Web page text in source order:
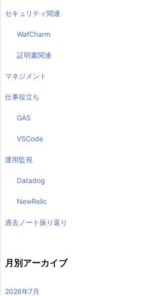
セキュリティ関連
WafCharm
証明書関連
マネジメント
仕事役立ち
GAS
VSCode
運用監視
Datadog
NewRelic
過去ノート振り返り
月別アーカイブ
2026年7月